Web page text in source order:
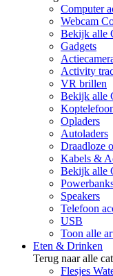
Computer
Webcam
Bekijk alle
Gadgets
Activity
VR brillen
Bekijk alle
Opladers
Autoladers
Draadloze
Kabels &
Bekijk alle
Speakers
Telefoon
USB
Toon alle
Eten & Drinken
Terug naar alle
Flesjes